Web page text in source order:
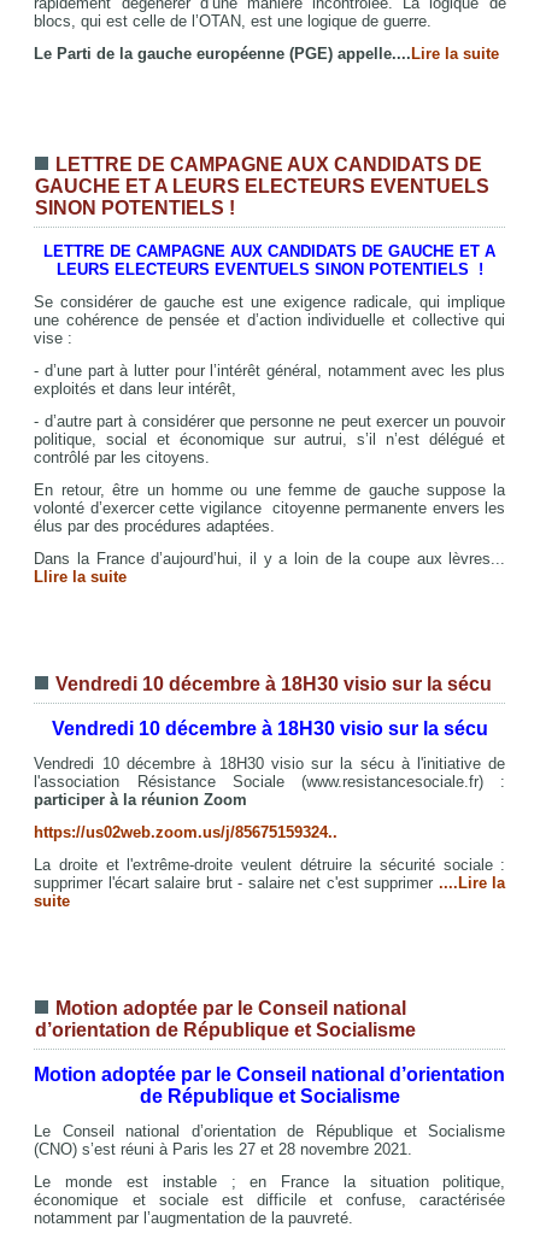
blocs, qui est celle de l’OTAN, est une logique de guerre.
Le Parti de la gauche européenne (PGE) appelle....Lire la suite
LETTRE DE CAMPAGNE AUX CANDIDATS DE
GAUCHE ET A LEURS ELECTEURS EVENTUELS
SINON POTENTIELS !
LETTRE DE CAMPAGNE AUX CANDIDATS DE GAUCHE ET A
LEURS ELECTEURS EVENTUELS SINON POTENTIELS !
Se considérer de gauche est une exigence radicale, qui implique
une cohérence de pensée et d’action individuelle et collective qui
vise :
- d’une part à lutter pour l’intérêt général, notamment avec les plus
exploités et dans leur intérêt,
- d’autre part à considérer que personne ne peut exercer un pouvoir
politique, social et économique sur autrui, s’il n’est délégué et
contrôlé par les citoyens.
En retour, être un homme ou une femme de gauche suppose la
volonté d’exercer cette vigilance citoyenne permanente envers les
élus par des procédures adaptées.
Dans la France d’aujourd’hui, il y a loin de la coupe aux lèvres...
Llire la suite
Vendredi 10 décembre à 18H30 visio sur la sécu
Vendredi 10 décembre à 18H30 visio sur la sécu
Vendredi 10 décembre à 18H30 visio sur la sécu à l'initiative de
l'association Résistance Sociale (www.resistancesociale.fr) :
participer à la réunion Zoom
https://us02web.zoom.us/j/85675159324..
La droite et l'extrême-droite veulent détruire la sécurité sociale :
supprimer l'écart salaire brut - salaire net c'est supprimer ....Lire la
suite
Motion adoptée par le Conseil national
d’orientation de République et Socialisme
Motion adoptée par le Conseil national d’orientation
de République et Socialisme
Le Conseil national d’orientation de République et Socialisme
(CNO) s’est réuni à Paris les 27 et 28 novembre 2021.
Le monde est instable ; en France la situation politique,
économique et sociale est difficile et confuse, caractérisée
notamment par l’augmentation de la pauvreté.